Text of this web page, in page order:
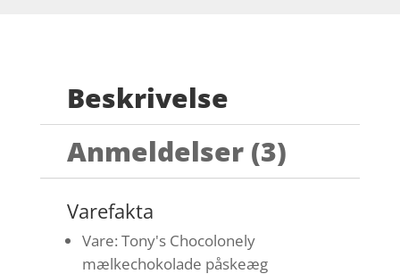
Beskrivelse
Anmeldelser (3)
Varefakta
Vare: Tony's Chocolonely
mælkechokolade påskeæg